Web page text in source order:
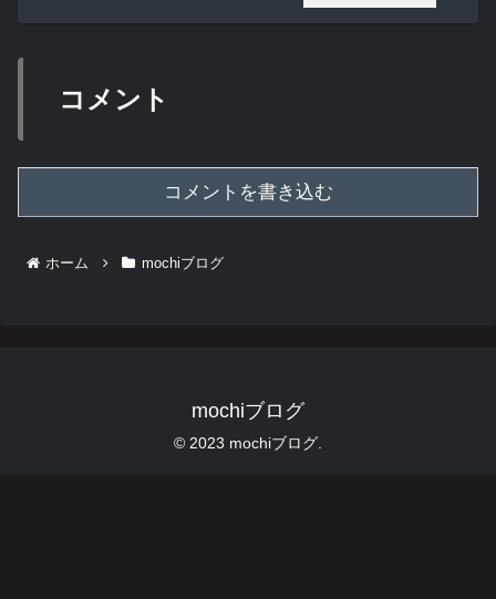
コメント
コメントを書き込む
ホーム mochiブログ
mochiブログ
© 2023 mochiブログ.